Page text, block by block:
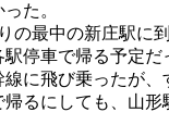
た。
の最中の新庄駅に
停車で帰る予定
に飛び乗ったが
るにしても、山